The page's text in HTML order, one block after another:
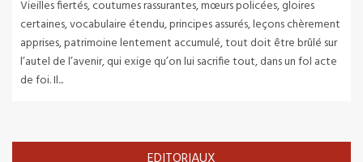
Vieilles fiertés, coutumes rassurantes, mœurs policées, gloires
certaines, vocabulaire étendu, principes assurés, leçons chèrement
apprises, patrimoine lentement accumulé, tout doit être brûlé sur
l’autel de l’avenir, qui exige qu’on lui sacrifie tout, dans un fol acte
de foi. Il...